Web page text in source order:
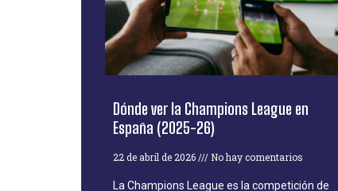
Dónde ver la Champions League en
España (2025-26)
22 de abril de 2026 No hay comentarios
La Champions League es la competición de